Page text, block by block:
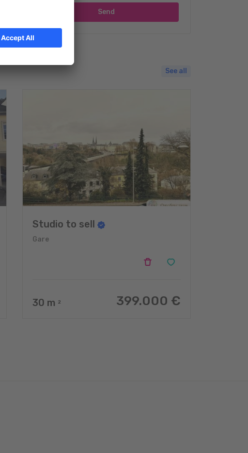
Send
See all
Studio to sell
Gare
30 m 2 399.000 €